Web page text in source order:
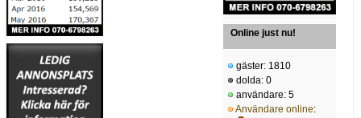
Online just nu!
gäster: 1810
dolda: 0
användare: 5
Användare online: